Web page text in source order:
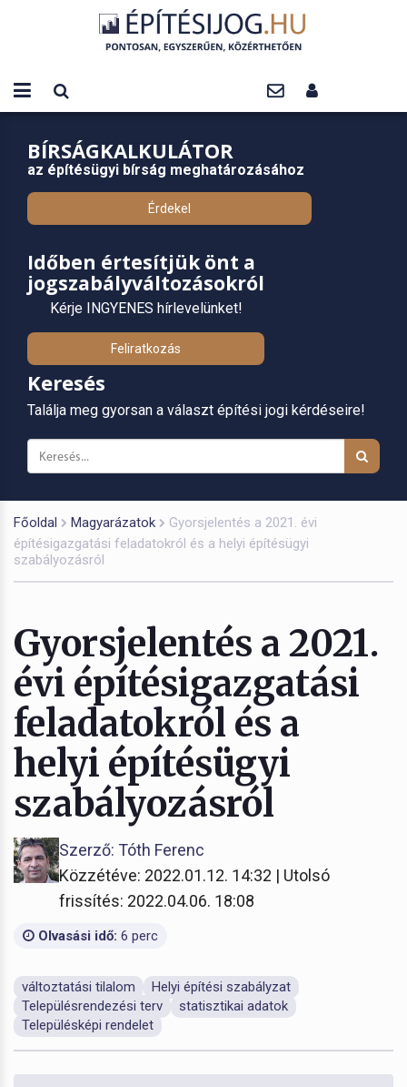
BÍRSÁGKALKULÁTOR
az építésügyi bírság meghatározásához
Érdekel
Időben értesítjük önt a
jogszabályváltozásokról
Kérje INGYENES hírlevelünket!
Feliratkozás
Keresés
Találja meg gyorsan a választ építési jogi kérdéseire!
Főoldal Magyarázatok
Gyorsjelentés a 2021. évi
építésigazgatási feladatokról és a helyi építésügyi
szabályozásról
Gyorsjelentés a 2021.
évi építésigazgatási
feladatokról és a
helyi építésügyi
szabályozásról
Szerző: Tóth Ferenc
Közzétéve: 2022.01.12. 14:32 | Utolsó
frissítés: 2022.04.06. 18:08
Olvasási idő: 6 perc
változtatási tilalom
Helyi építési szabályzat
Településrendezési terv
statisztikai adatok
Településképi rendelet